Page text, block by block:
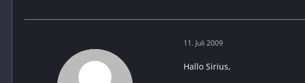
11. Juli 2009
Hallo Sirius,